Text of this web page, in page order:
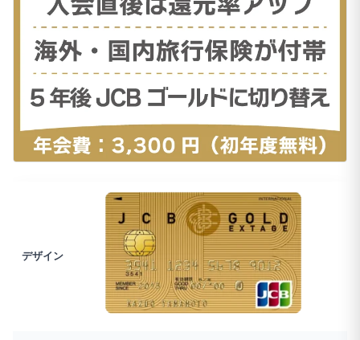
デザイン